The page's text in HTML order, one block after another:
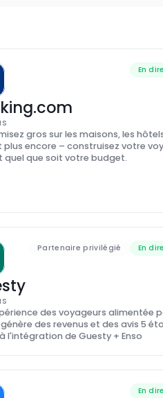
En
gros sur les maisons, les
plus encore – construisez votre
que soit votre budget.
Partenaire privilégié En
des voyageurs alimentée
des revenus et des avis 5
l'intégration de Guesty + Enso
En